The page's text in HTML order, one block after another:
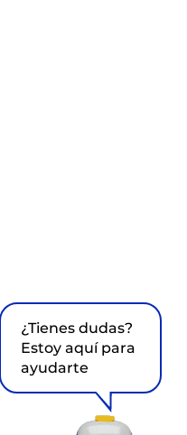
¿Tienes dudas?
Estoy aquí para
ayudarte